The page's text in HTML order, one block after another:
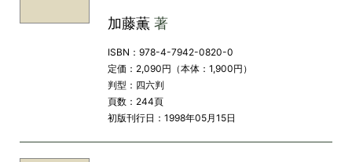
加藤薫著
ISBN：978-4-7942-0820-0
定価：2,090円（本体：1,900円）
判型：四六判
頁数：244頁
初版刊行日：1998年05月15日